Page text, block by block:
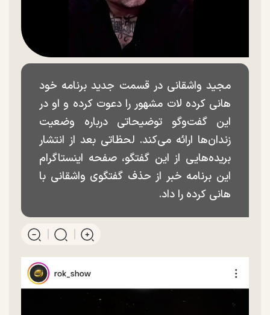
مجید واشقانی در قسمت جدید برنامه خود
هانی کرده لات مشهور را دعوت کرده و او در
این گفت‌و‌گو توضیحاتی درباره وضعیت
زندان‌ها ارائه می‌کند. لحظاتی بعد از انتشار
بریده‌هایی از این گفتگو، صفحه اینستاگرام
این برنامه خبر از حذف گفتگوی واشقانی با
هانی کرده را داد.